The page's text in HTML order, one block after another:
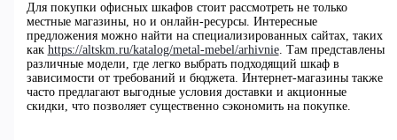
Для покупки офисных шкафов стоит рассмотреть не только
местные магазины, но и онлайн-ресурсы. Интересные
предложения можно найти на специализированных сайтах, таких
как https://altskm.ru/katalog/metal-mebel/arhivnie. Там представлены
различные модели, где легко выбрать подходящий шкаф в
зависимости от требований и бюджета. Интернет-магазины также
часто предлагают выгодные условия доставки и акционные
скидки, что позволяет существенно сэкономить на покупке.